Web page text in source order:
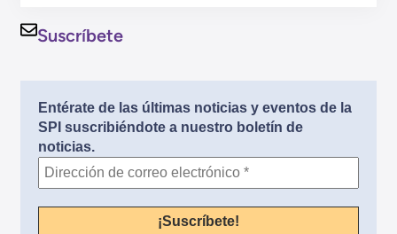
Suscríbete
Entérate de las últimas noticias y eventos de la
SPI suscribiéndote a nuestro boletín de
noticias.